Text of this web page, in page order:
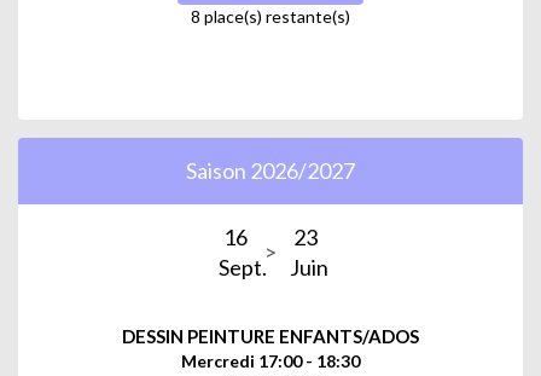
8 place(s) restante(s)
Saison 2026/2027
16
Sept.
23
Juin
DESSIN PEINTURE ENFANTS/ADOS
Mercredi 17:00 - 18:30